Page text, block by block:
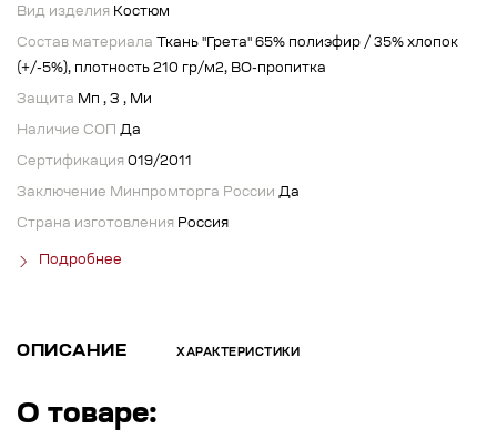
Вид изделия Костюм
Состав материала
Ткань "Грета" 65% полиэфир / 35% хлопок
(+/-5%), плотность 210 гр/м2, ВО-пропитка
Защита Мп , З , Ми
Наличие СОП Да
Сертификация 019/2011
Заключение Минпромторга России Да
Страна изготовления Россия
Подробнее
ОПИСАНИЕ ХАРАКТЕРИСТИКИ
О товаре: